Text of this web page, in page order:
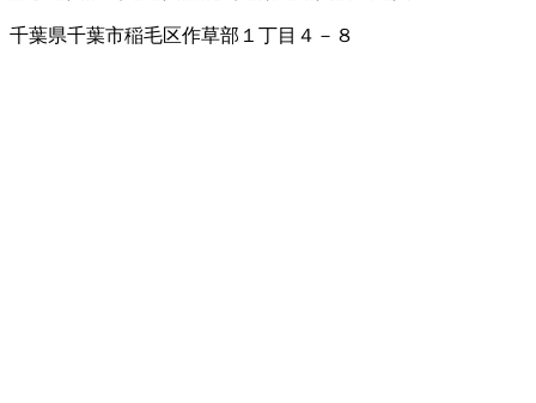
千葉県千葉市稲毛区作草部１丁目４－８